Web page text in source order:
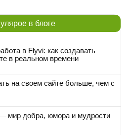
в блоге
в Flyvi: как создавать
в реальном времени
на своем сайте больше, чем с
мир добра, юмора и мудрости